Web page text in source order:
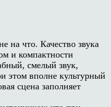
на что. Качество звука
и компактности
смелый звук,
этом вполне культурный
сцена заполняет